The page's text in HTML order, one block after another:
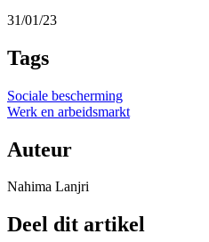
31/01/23
Tags
Sociale bescherming
Werk en arbeidsmarkt
Auteur
Nahima Lanjri
Deel dit artikel